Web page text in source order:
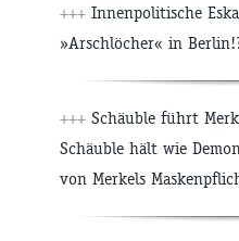
+++ Innenpolitische
»Arschlöcher« in
+++ Schäuble führt
Schäuble hält wie
von Merkels